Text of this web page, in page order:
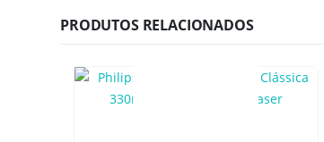
PRODUTOS RELACIONADOS